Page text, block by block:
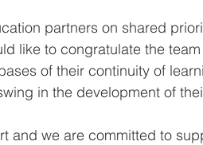
partners on shared
like to congratulate the
of their continuity of
in the development of
and we are committed to